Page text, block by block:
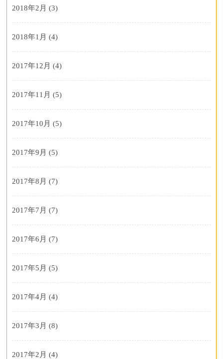
2018年2月 (3)
2018年1月 (4)
2017年12月 (4)
2017年11月 (5)
2017年10月 (5)
2017年9月 (5)
2017年8月 (7)
2017年7月 (7)
2017年6月 (7)
2017年5月 (5)
2017年4月 (4)
2017年3月 (8)
2017年2月 (4)